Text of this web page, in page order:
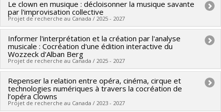
Programmes de subvention :PV153480-Subventions de
développement Savoir
Habib,Richard Bégin ,Ana Sokolović,Marta Boni,Carl
Therrien,Santiago Hidalgo,Zaira Zarza
Katharina Niemeyer,Stéfany Boisvert,Marie-Josée Saint-
Pierre
Sources de financement :FRQSC/Fonds de recherche du
Québec - Société et culture (FQRSC)
Programmes de subvention :
PVXXXXXX-(SE) Programme
Soutien aux équipes de recherche - Stade de
développement : Renouvellement
Chercheur principal : Ana Sokolović
Sources de financement :SPIIE/Secrétariat des
programmes interorganismes à l’intention des
établissements
Programmes de subvention :
recherche du Canada
Le clown en musique : décloisonner la musique savante
par l'improvisation collective
Projet de recherche au Canada / 2025 - 2027
Chercheur principal : Ana Sokolović
Co-chercheurs : Zoey Cochran
Sources de financement :CRSH/Conseil de recherches en
sciences humaines du Canada
Programmes de subvention :PVXXXXXX-Subvention
d'engagement partenarial
Informer l'interprétation et la création par l'analyse
musicale : Cocréation d'une édition interactive du
Wozzeck d'Alban Berg
Projet de recherche au Canada / 2025 - 2027
Chercheur principal : François Hugues Leclair
Co-chercheurs : Ana Sokolović, Zoey Cochran,Jean-Michaël
Lavoie
Repenser la relation entre opéra, cinéma, cirque et
technologies numériques à travers la cocréation de
l’opéra Clowns
Projet de recherche au Canada / 2023 - 2027